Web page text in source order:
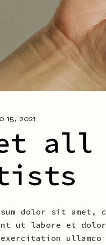
15, 2021
dolor sit amet,
ut labore et
ullamco